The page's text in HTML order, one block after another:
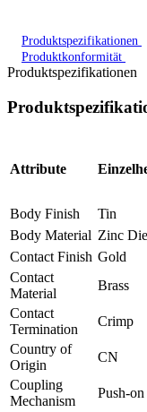
Produktspezifikationen
Produktkonformität
Produktspezifikationen
Attribute
Body Finish
Tin
Body Material Zinc
Contact Finish Gold
Contact
Material
Brass
Contact
Termination
Crimp
Country of
Origin
CN
Coupling
Mechanism
Push-on